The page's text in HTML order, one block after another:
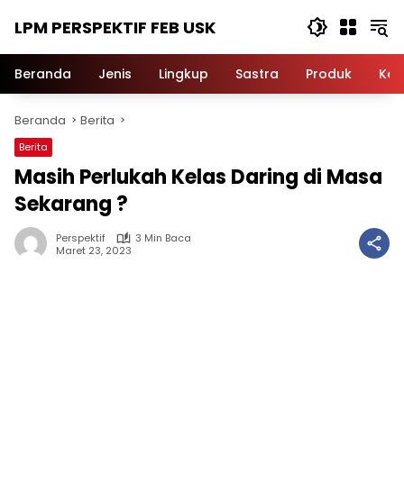
LPM PERSPEKTIF FEB USK
Beranda Jenis Lingkup Sastra Produk
Beranda Berita
Berita
Masih Perlukah Kelas Daring di Masa
Sekarang ?
Perspektif
3 Min Baca
Maret 23, 2023